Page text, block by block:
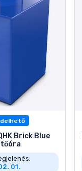
Brick Blue
01.